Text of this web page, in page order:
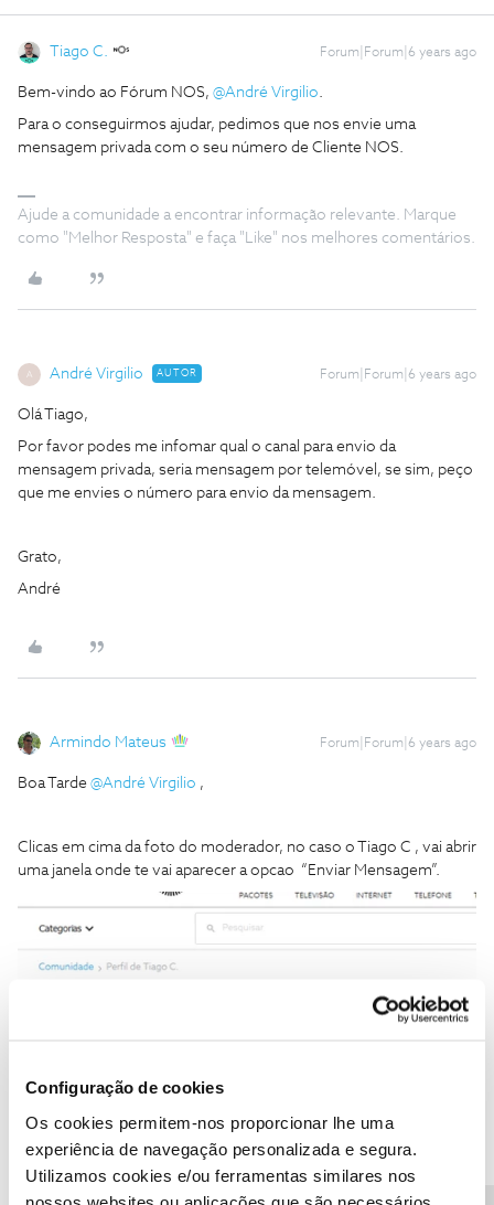
Configuração de cookies
Os cookies permitem-nos proporcionar lhe uma
experiência de navegação personalizada e segura.
Utilizamos cookies e/ou ferramentas similares nos
nossos websites ou aplicações que são necessários
Tiago C. Forum|Forum|6 years ago
Bem-vindo ao Fórum NOS, @André Virgilio.
Para o conseguirmos ajudar, pedimos que nos envie uma
mensagem privada com o seu número de Cliente NOS.
Ajude a comunidade a encontrar informação relevante. Marque
como "Melhor Resposta" e faça "Like" nos melhores comentários.
A André Virgilio AUTOR Forum|Forum|6 years ago
Olá Tiago,
Por favor podes me infomar qual o canal para envio da
mensagem privada, seria mensagem por telemóvel, se sim, peço
que me envies o número para envio da mensagem.
Grato,
André
Armindo Mateus Forum|Forum|6 years ago
Boa Tarde @André Virgilio ,
Clicas em cima da foto do moderador, no caso o Tiago C , vai abrir
uma janela onde te vai aparecer a opcao “Enviar Mensagem”.